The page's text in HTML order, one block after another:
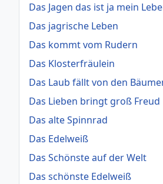
Das Jagen das ist ja mein
Das jagrische Leben
Das kommt vom Rudern
Das Klosterfräulein
Das Laub fällt von den
Das Lieben bringt groß Freud
Das alte Spinnrad
Das Edelweiß
Das Schönste auf der Welt
Das schönste Edelweiß